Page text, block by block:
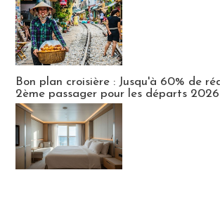
Bon plan croisière : Jusqu'à 60% de
2ème passager pour les départs